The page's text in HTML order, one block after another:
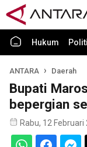
Hukum
ANTARA Daerah
Bupati
bepergian
Rabu, 12 Februari